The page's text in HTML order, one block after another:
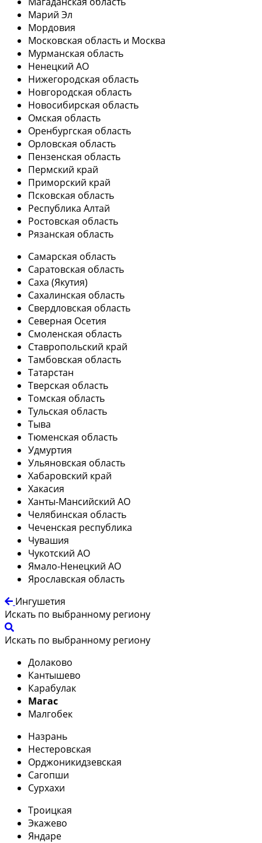
Марий Эл
Мордовия
Московская область и Москва
Мурманская область
Ненецкий АО
Нижегородская область
Новгородская область
Новосибирская область
Омская область
Оренбургская область
Орловская область
Пензенская область
Пермский край
Приморский край
Псковская область
Республика Алтай
Ростовская область
Рязанская область
Самарская область
Саратовская область
Саха (Якутия)
Сахалинская область
Свердловская область
Северная Осетия
Смоленская область
Ставропольский край
Тамбовская область
Татарстан
Тверская область
Томская область
Тульская область
Тыва
Тюменская область
Удмуртия
Ульяновская область
Хабаровский край
Хакасия
Ханты-Мансийский АО
Челябинская область
Чеченская республика
Чувашия
Чукотский АО
Ямало-Ненецкий АО
Ярославская область
Ингушетия
Искать по выбранному региону
Искать по выбранному региону
Долаково
Кантышево
Карабулак
Магас
Малгобек
Назрань
Нестеровская
Орджоникидзевская
Сагопши
Сурхахи
Троицкая
Экажево
Яндаре